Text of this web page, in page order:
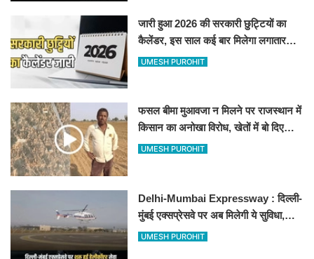
जारी हुआ 2026 की सरकारी छुट्टियों का
कैलेंडर, इस साल कई बार मिलेगा लगातार
अवकाश, देखें
UMESH PUROHIT
फसल बीमा मुआवजा न मिलने पर राजस्थान में
किसान का अनोखा विरोध, खेतों में बो दिए
500-500 रुपए के नोट, वीडियो वायरल
UMESH PUROHIT
Delhi-Mumbai Expressway : दिल्ली-
मुंबई एक्सप्रेसवे पर अब मिलेगी ये सुविधा,
हेलीकॉप्टर सर्विस से तुरंत घायल पहुंचेगा
UMESH PUROHIT